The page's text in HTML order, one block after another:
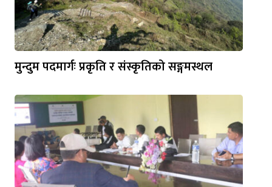
मुन्दुम पदमार्गः प्रकृति र संस्कृतिको सङ्गमस्थल